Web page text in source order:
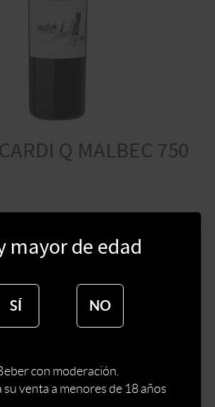
Q MALBEC 750
900
AÑADIR AL CARRITO
WINES
mayor de edad
SÍ NO
con moderación.
venta a menores de 18 años